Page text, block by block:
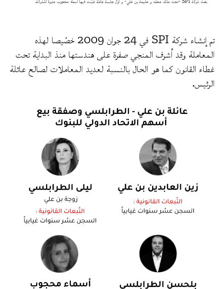
تم إنشاء شركة SPI في 24 جوان 2009 خصّيصا لهذه
المعاملة وقد أشرف المنجي صفرة على هندستها منذ البداية تحت
غطاء القانون كما هو الحال بالنسبة لعديد المعاملات لصالح عائلة
الرئيس.